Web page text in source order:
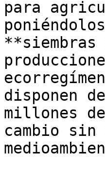
para
disponen
millones
cambio sin